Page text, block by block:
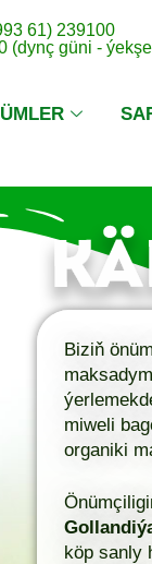
61) 239100
(dynç güni -
Biziň
miweli
organiki
köp sanly